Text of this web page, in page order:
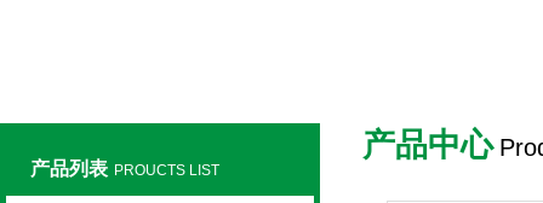
产品列表 PROUCTS LIST
产品中心